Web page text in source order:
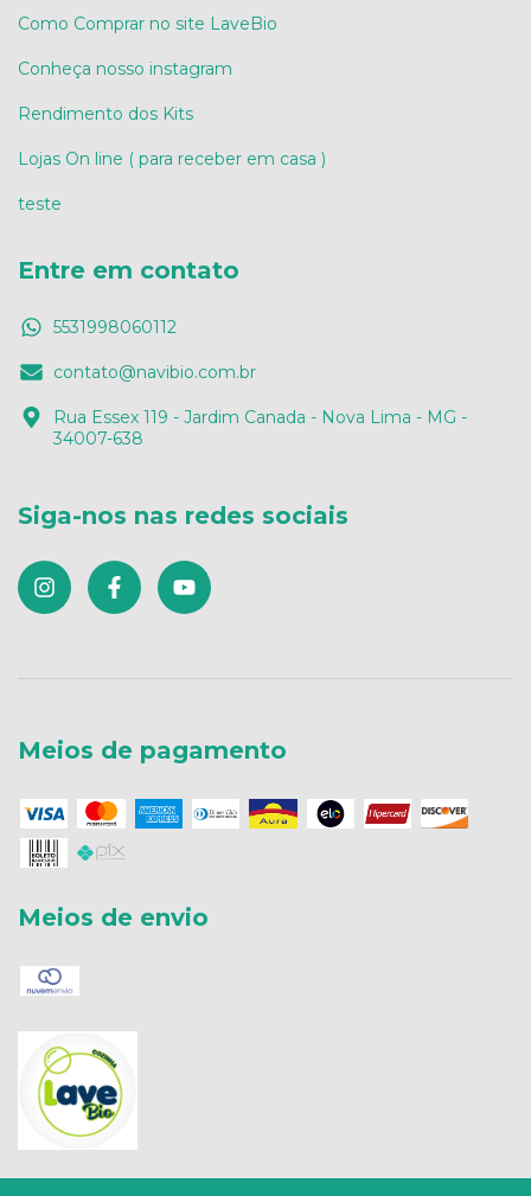
Como Comprar no site LaveBio
Conheça nosso instagram
Rendimento dos Kits
Lojas On line ( para receber em casa )
teste
Entre em contato
5531998060112
contato@navibio.com.br
Rua Essex 119 - Jardim Canada - Nova Lima - MG -
34007-638
Siga-nos nas redes sociais
Meios de pagamento
Meios de envio